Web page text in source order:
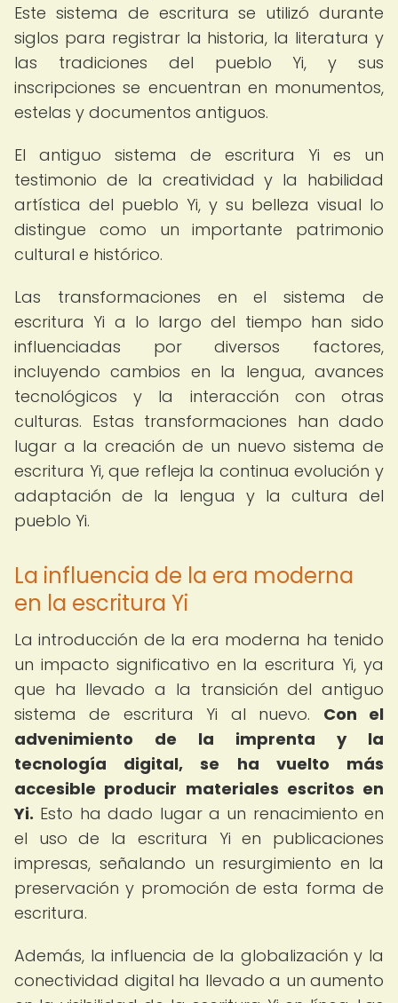
Este sistema de escritura se utilizó durante
siglos para registrar la historia, la literatura y
las tradiciones del pueblo Yi, y sus
inscripciones se encuentran en monumentos,
estelas y documentos antiguos.
El antiguo sistema de escritura Yi es un
testimonio de la creatividad y la habilidad
artística del pueblo Yi, y su belleza visual lo
distingue como un importante patrimonio
cultural e histórico.
Las transformaciones en el sistema de
escritura Yi a lo largo del tiempo han sido
influenciadas por diversos factores,
incluyendo cambios en la lengua, avances
tecnológicos y la interacción con otras
culturas. Estas transformaciones han dado
lugar a la creación de un nuevo sistema de
escritura Yi, que refleja la continua evolución y
adaptación de la lengua y la cultura del
pueblo Yi.
La influencia de la era moderna
en la escritura Yi
La introducción de la era moderna ha tenido
un impacto significativo en la escritura Yi, ya
que ha llevado a la transición del antiguo
sistema de escritura Yi al nuevo. Con el
advenimiento de la imprenta y la
tecnología digital, se ha vuelto más
accesible producir materiales escritos en
Yi. Esto ha dado lugar a un renacimiento en
el uso de la escritura Yi en publicaciones
impresas, señalando un resurgimiento en la
preservación y promoción de esta forma de
escritura.
Además, la influencia de la globalización y la
conectividad digital ha llevado a un aumento